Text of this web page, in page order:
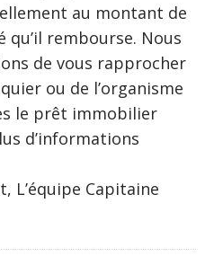
au montant de
qu’il rembourse. Nous
de vous rapprocher
ou de l’organisme
le prêt immobilier
d’informations
L’équipe Capitaine